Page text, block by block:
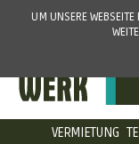
VERMIETUNG
UM UNSERE